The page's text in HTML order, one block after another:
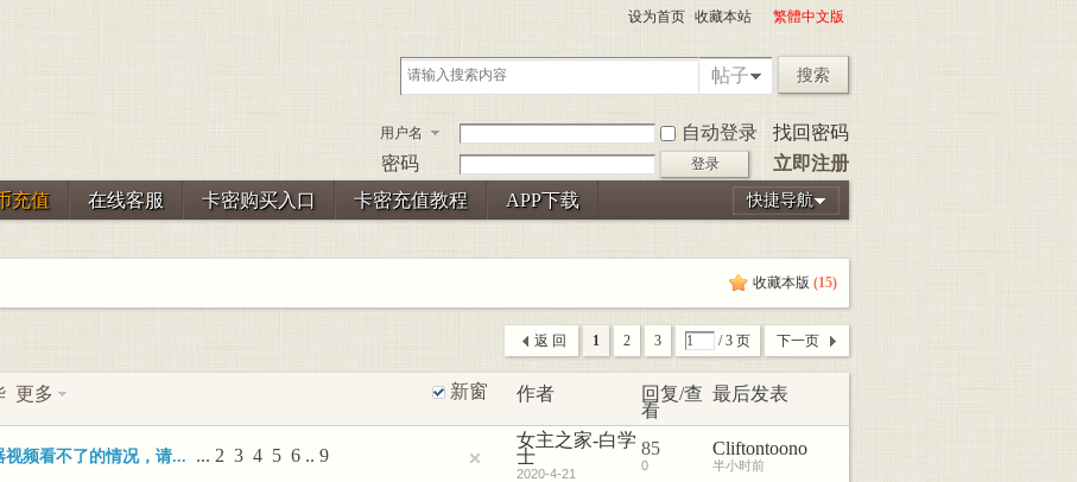
设为首页 收藏本站 繁體中文版
帖子 搜索
用户名 自动登录
找回密码
密码
登录 立即注册
快捷导航
充值 在线客服 卡密购买入口 卡密充值教程 APP下载
收藏本版 (15)
1 2 3 / 3 页 下一页
返 回
新窗
更多 作者
回复/查
看
最后发表
频看不了的情况，请... ... 2 3 4 5 6 .. 9
女主之家-白学
士
2020-4-21
85
0
Cliftontoono
半小时前